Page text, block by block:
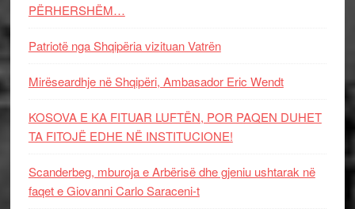
PËRHERSHËM…
Patriotë nga Shqipëria vizituan Vatrën
Mirëseardhje në Shqipëri, Ambasador Eric Wendt
KOSOVA E KA FITUAR LUFTËN, POR PAQEN DUHET
TA FITOJË EDHE NË INSTITUCIONE!
Scanderbeg, mburoja e Arbërisë dhe gjeniu ushtarak në
faqet e Giovanni Carlo Saraceni-t